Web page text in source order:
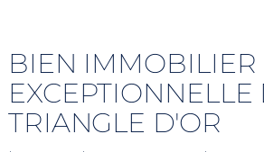
BIEN IMMOBILIER
EXCEPTIONNELLE
TRIANGLE D'OR